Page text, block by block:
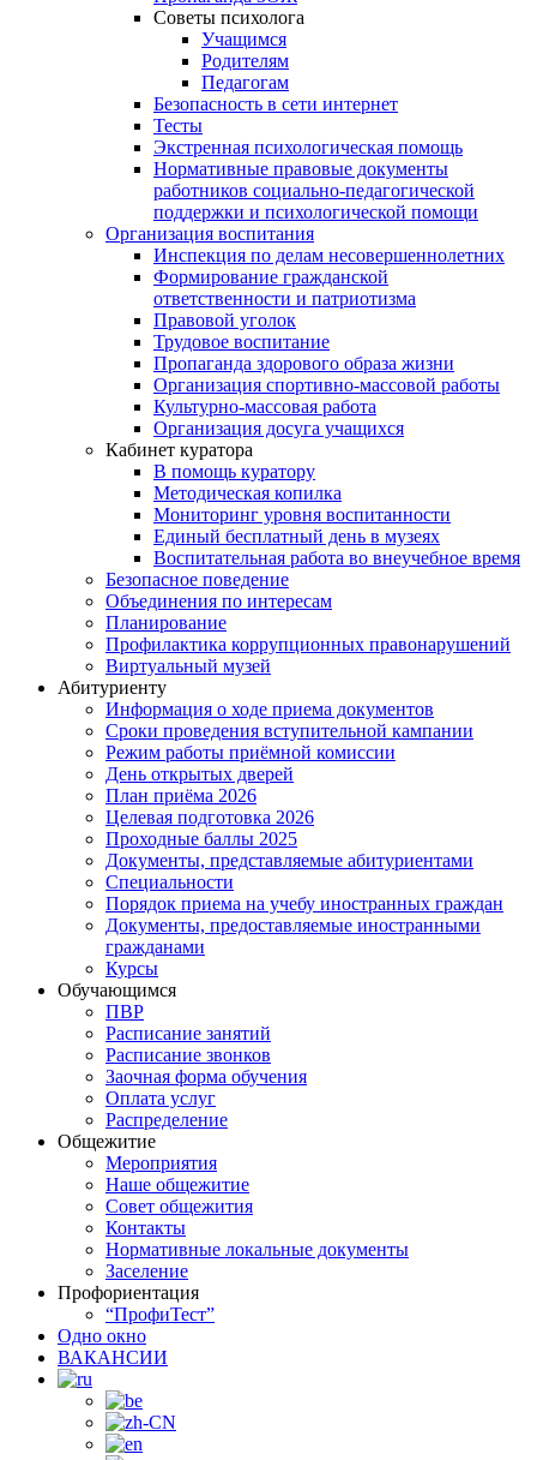
Советы психолога
Учащимся
Родителям
Педагогам
Безопасность в сети интернет
Тесты
Экстренная психологическая помощь
Нормативные правовые документы
работников социально-педагогической
поддержки и психологической помощи
Организация воспитания
Инспекция по делам несовершеннолетних
Формирование гражданской
ответственности и патриотизма
Правовой уголок
Трудовое воспитание
Пропаганда здорового образа жизни
Организация спортивно-массовой работы
Культурно-массовая работа
Организация досуга учащихся
Кабинет куратора
В помощь куратору
Методическая копилка
Мониторинг уровня воспитанности
Единый бесплатный день в музеях
Воспитательная работа во внеучебное время
Безопасное поведение
Объединения по интересам
Планирование
Профилактика коррупционных правонарушений
Виртуальный музей
Абитуриенту
Информация о ходе приема документов
Сроки проведения вступительной кампании
Режим работы приёмной комиссии
День открытых дверей
План приёма 2026
Целевая подготовка 2026
Проходные баллы 2025
Документы, представляемые абитуриентами
Специальности
Порядок приема на учебу иностранных граждан
Документы, предоставляемые иностранными
гражданами
Курсы
Обучающимся
ПВР
Расписание занятий
Расписание звонков
Заочная форма обучения
Оплата услуг
Распределение
Общежитие
Мероприятия
Наше общежитие
Совет общежития
Контакты
Нормативные локальные документы
Заселение
Профориентация
“ПрофиТест”
Одно окно
ВАКАНСИИ